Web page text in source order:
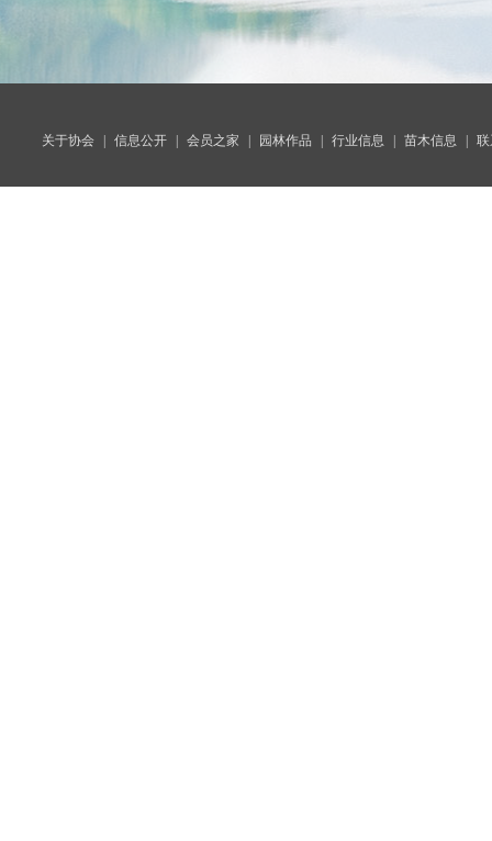
关于协会 信息公开 会员之家 园林作品 行业信息 苗木信息